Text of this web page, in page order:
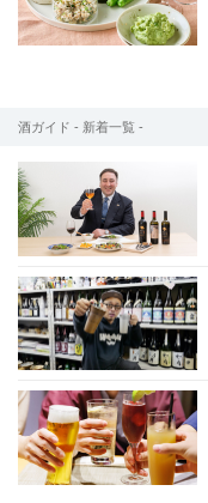
酒ガイド - 新着一覧 -